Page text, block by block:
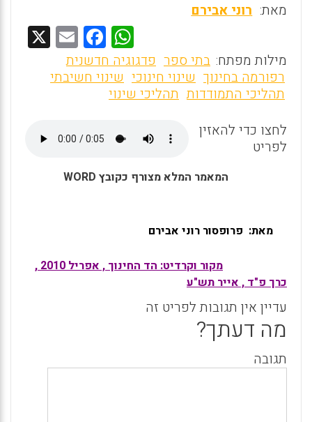
מאת: רוני אבירם
W
h
at
s
A
p
p
F
a
ce
o
o
k
E
m
ai
מילות מפתח: בתי ספר פדגוגיה חדשנית
רפורמה בחינוך שינוי חינוכי שינוי חשיבתי
תהליכי התמודדות תהליכי שינוי
לחצו כדי להאזין
לפריט
המאמר המלא מצורף כקובץ WORD
מאת: פרופסור רוני אבירם
מקור וקרדיט: הד החינוך , אפריל 2010 ,
כרך פ"ד , אייר תש"ע
עדיין אין תגובות לפריט זה
מה דעתך?
תגובה